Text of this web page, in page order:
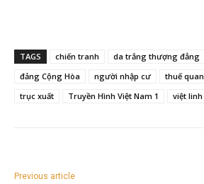
TAGS chiến tranh da trắng thượng đẳng
đảng Cộng Hòa
người nhập cư thuế quan
trục xuất
Truyền Hình Việt Nam 1 việt linh
Previous article